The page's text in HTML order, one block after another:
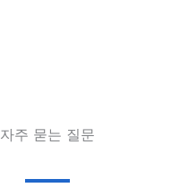
자주 묻는 질문